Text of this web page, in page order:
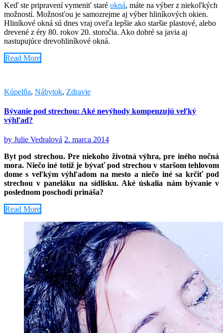
Keď ste pripravení vymeniť staré okná, máte na výber z niekoľkých
možností. Možnosťou je samozrejme aj výber hliníkových okien.
Hliníkové okná sú dnes vraj oveľa lepšie ako staršie plastové, alebo
drevené z éry 80. rokov 20. storočia. Ako dobré sa javia aj
nastupujúce drevohliníkové okná.
Read More
Kúpelňa, Nábytok, Zdravie
Bývanie pod strechou: Aké nevýhody kompenzujú veľký
výhľad?
by Julie Vedralová 2. marca 2014
Byt pod strechou. Pre niekoho životná výhra, pre iného nočná
mora. Niečo iné totiž je bývať pod strechou v staršom tehlovom
dome s veľkým výhľadom na mesto a niečo iné sa krčiť pod
strechou v paneláku na sídlisku. Aké úskalia nám bývanie v
poslednom poschodí prináša?
Read More